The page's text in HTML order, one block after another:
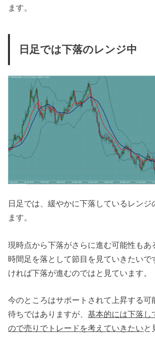
ます。
日足では下落のレンジ中
日足では、緩やかに下落しているレンジ
ます。
現時点から下落がさらに進む可能性もあ
時間足を落として節目を見ていきたいで
ければ下落が進むのではと見ています。
今のところはサポートされて上昇する可
待ちではありますが、基本的には下落し
ので売りでトレードを考えていきたいと